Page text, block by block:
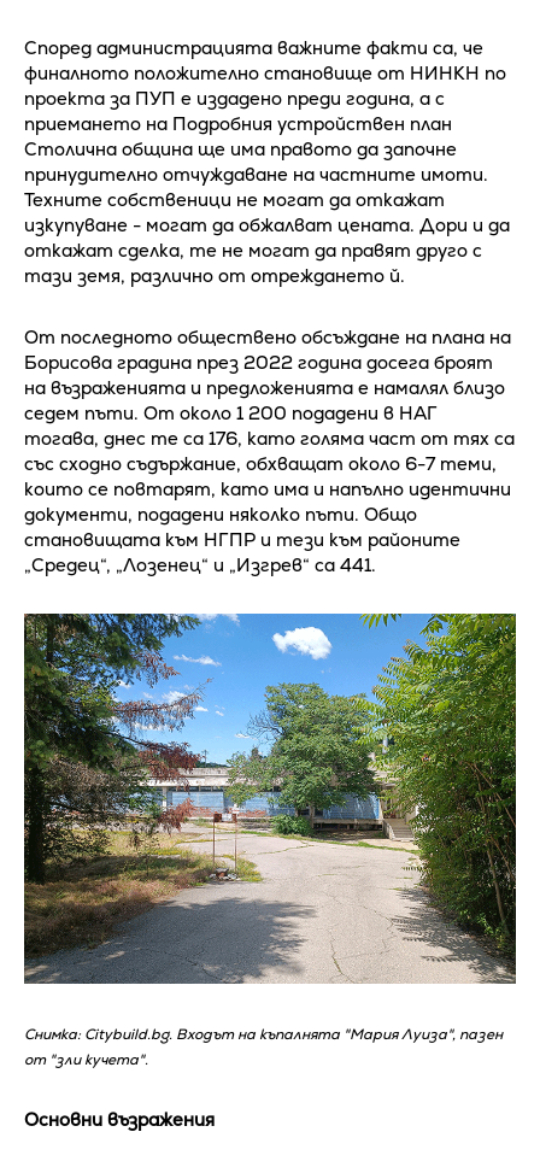
Според администрацията важните факти са, че
финалното положително становище от НИНКН по
проекта за ПУП е издадено преди година, а с
приемането на Подробния устройствен план
Столична община ще има правото да започне
принудително отчуждаване на частните имоти.
Техните собственици не могат да откажат
изкупуване - могат да обжалват цената. Дори и да
откажат сделка, те не могат да правят друго с
тази земя, различно от отреждането й.
От последното обществено обсъждане на плана на
Борисова градина през 2022 година досега броят
на възраженията и предложенията е намалял близо
седем пъти. От около 1 200 подадени в НАГ
тогава, днес те са 176, като голяма част от тях са
със сходно съдържание, обхващат около 6-7 теми,
които се повтарят, като има и напълно идентични
документи, подадени няколко пъти. Общо
становищата към НГПР и тези към районите
„Средец“, „Лозенец“ и „Изгрев“ са 441.
Снимка: Citybuild.bg. Входът на къпалнята "Мария Луиза", пазен
от "зли кучета".
Основни възражения